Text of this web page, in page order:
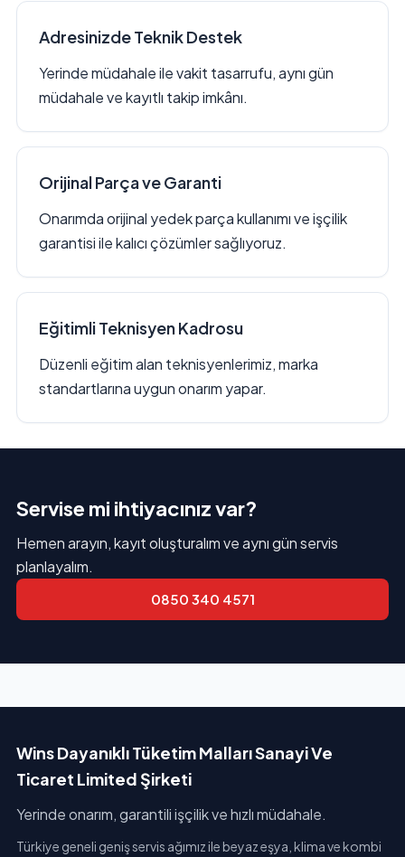
Adresinizde Teknik Destek
Yerinde müdahale ile vakit tasarrufu, aynı gün
müdahale ve kayıtlı takip imkânı.
Orijinal Parça ve Garanti
Onarımda orijinal yedek parça kullanımı ve işçilik
garantisi ile kalıcı çözümler sağlıyoruz.
Eğitimli Teknisyen Kadrosu
Düzenli eğitim alan teknisyenlerimiz, marka
standartlarına uygun onarım yapar.
Servise mi ihtiyacınız var?
Hemen arayın, kayıt oluşturalım ve aynı gün servis
planlayalım.
0850 340 4571
Wins Dayanıklı Tüketim Malları Sanayi Ve
Ticaret Limited Şirketi
Yerinde onarım, garantili işçilik ve hızlı müdahale.
Türkiye geneli geniş servis ağımız ile beyaz eşya, klima ve kombi